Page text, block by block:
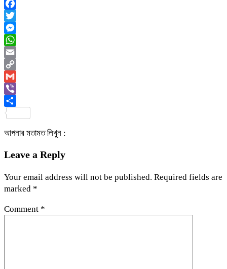
Facebook
Twitter
Messenger
WhatsApp
Email
Copy
Link
Gmail
Viber
আপনার মতামত লিখুন :
Leave a Reply
Your email address will not be published. Required fields are
marked *
Comment *